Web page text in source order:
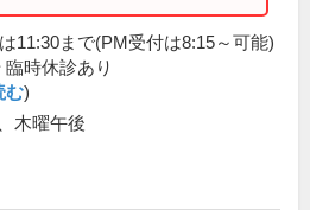
11:30まで(PM受付は8:15～可能)
時休診あり
む)
木曜午後